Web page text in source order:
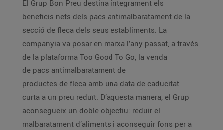
El Grup Bon Preu destina íntegrament els
beneficis nets dels pacs antimalbaratament de la
secció de fleca dels seus establiments. La
companyia va posar en marxa l’any passat, a través
de la plataforma Too Good To Go, la venda
de pacs antimalbaratament de
productes de fleca amb una data de caducitat
curta a un preu reduït. D’aquesta manera, el Grup
aconsegueix un doble objectiu: reduir el
malbaratament d’aliments i aconseguir fons per a